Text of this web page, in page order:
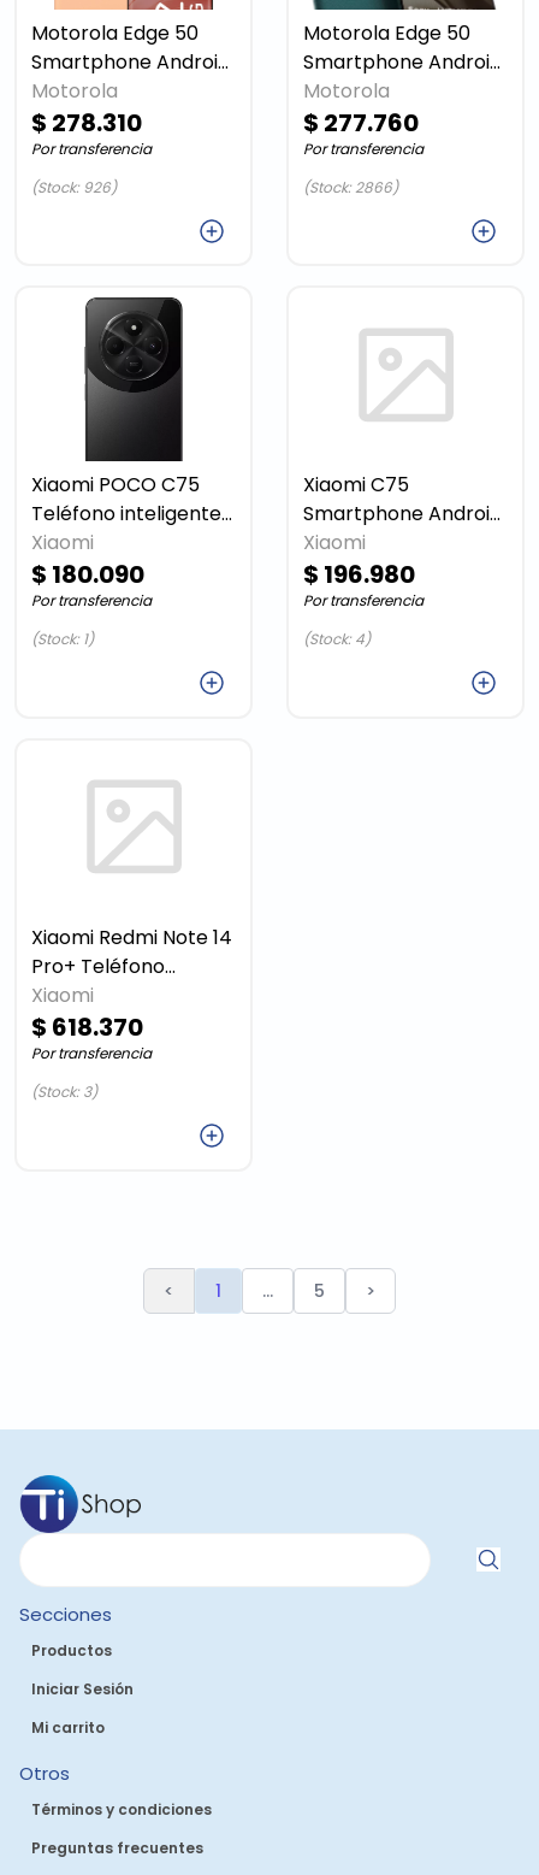
Motorola Edge 50
Smartphone Android
Peach Touch
Motorola
$ 278.310
Por transferencia
(Stock: 926)
Motorola Edge 50
Smartphone Android
Green Touch
Motorola
$ 277.760
Por transferencia
(Stock: 2866)
Xiaomi POCO C75
Teléfono inteligente
Xiaomi
$ 180.090
Por transferencia
(Stock: 1)
Xiaomi C75
Smartphone Android
Green
Xiaomi
$ 196.980
Por transferencia
(Stock: 4)
Xiaomi Redmi Note 14
Pro+ Teléfono
inteligente 5G
Android 8 GB
Xiaomi
$ 618.370
Por transferencia
(Stock: 3)
< 1 ... 5 >
Secciones
Productos
Iniciar Sesión
Mi carrito
Otros
Términos y condiciones
Preguntas frecuentes